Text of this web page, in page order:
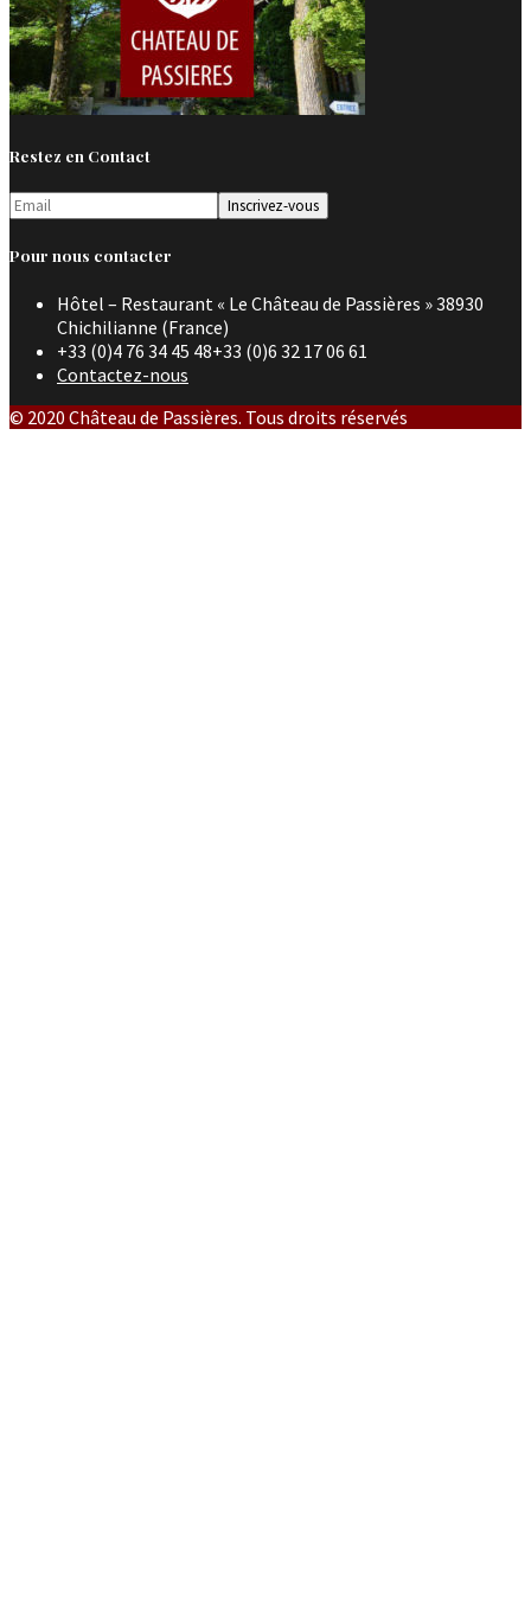
Restez en Contact
Pour nous contacter
Hôtel – Restaurant « Le Château de Passières » 38930
Chichilianne (France)
+33 (0)4 76 34 45 48+33 (0)6 32 17 06 61
Contactez-nous
© 2020 Château de Passières. Tous droits réservés